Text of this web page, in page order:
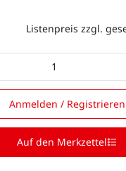
Listenpreis zzgl.
Anmelden / Registrieren
Auf den Merkzettel